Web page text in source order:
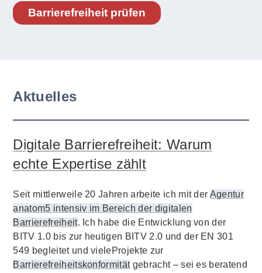
Barrierefreiheit prüfen
Aktuelles
Digitale Barrierefreiheit: Warum
echte Expertise zählt
Seit mittlerweile 20 Jahren arbeite ich mit der Agentur
anatom5 intensiv im Bereich der digitalen
Barrierefreiheit. Ich habe die Entwicklung von der
BITV 1.0 bis zur heutigen BITV 2.0 und der EN 301
549 begleitet und vieleProjekte zur
Barrierefreiheitskonformitätgebracht – sei es beratend